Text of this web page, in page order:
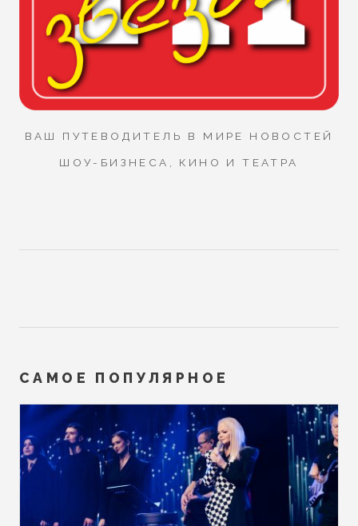
ВАШ ПУТЕВОДИТЕЛЬ В МИРЕ НОВОСТЕЙ
ШОУ-БИЗНЕСА, КИНО И ТЕАТРА
САМОЕ ПОПУЛЯРНОЕ